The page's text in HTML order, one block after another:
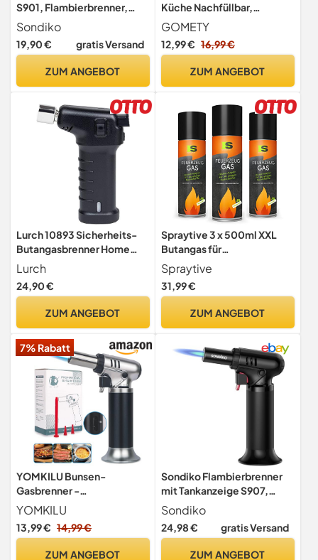
S901, Flambierbrenner,
Nachfüllbarer Feuerzeuge,
Lötbrenner mit
Sicherheitsschloss für die
Brulée(Butan Nicht
Sondiko
19,90 € gratis Versand
ZUM ANGEBOT
Küche Nachfüllbar,
Einstellbarer
Küchenbrenner mit
Sicherheitsschloss,
für Crème Brulée, Desserts,
(Butan Nicht Inbegriffen)
GOMETY
12,99 € 16,99 €
ZUM ANGEBOT
Lurch 10893 Sicherheits-
Butangasbrenner Home
zum Flambieren, für Creme
Brule, zum Kamin oder Grill
anzünden, für Feuerwerk
Lurch
24,90 €
ZUM ANGEBOT
Spraytive 3 x 500ml XXL
Butangas für
Flambierbrenner &
Feuerzeuge -
Feuerzeuggas inkl. Adapter
Kompatibel zu Clipper-
Küchenbrenner u.vm.
Spraytive
31,99 €
ZUM ANGEBOT
7% Rabatt
YOMKILU Bunsen-
Gasbrenner -
Küchenbrenner mit
Sicherheitsverschluss -
Zum Flammen, Kochen,
YOMKILU
13,99 € 14,99 €
ZUM ANGEBOT
Sondiko Flambierbrenner
mit Tankanzeige S907,
Feuerzeuge,
Bunsenbrenner,
Nachfüllbarer Lötbrenner
Sondiko
24,98 € gratis Versand
ZUM ANGEBOT